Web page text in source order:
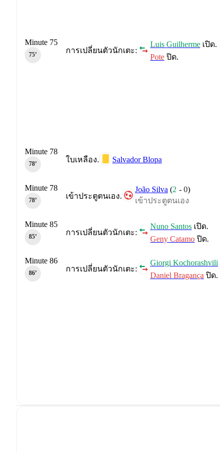
การเปลี่ยนตัวนักเตะ:
Luis Guilherme เปิด.
Pote ปิด.
Minute 75
75‎’‎
ใบเหลือง. Salvador Blopa
Minute 78
78‎’‎
เข้าประตูตนเอง.
João Silva (2 -0)
เข้าประตูตนเอง
Minute 78
78‎’‎
การเปลี่ยนตัวนักเตะ:
Nuno Santos เปิด.
Geny Catamo ปิด.
Minute 85
85‎’‎
การเปลี่ยนตัวนักเตะ:
Giorgi Kochorashvili
Daniel Bragança ปิด.
Minute 86
86‎’‎